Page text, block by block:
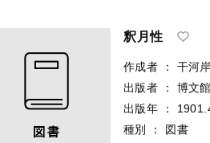
釈月性
作成者 ： 干河岸
出版者
：
博文館
出版年
：
種別
： 図書